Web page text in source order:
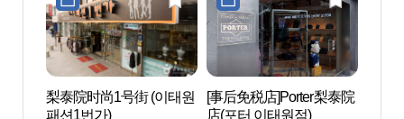
梨泰院时尚1号街 (이태원
패션1번가)
[事后免税店]Porter梨泰院
店(포터 이태원점)